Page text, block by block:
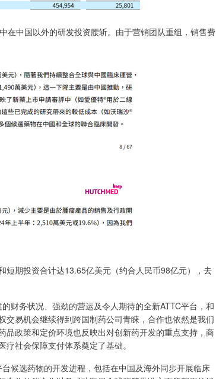
中国以外的研发投资腰斩。由于营销团队重组，销售费
期投资合计达13.65亿美元（约合人民币98亿元），去
务状况、强劲的营运及令人期待的全新ATTC平台，和
易机会继续得到跨国制药公司青睐，合作也依然是我们
政策和定价环境也反映出对创新药开发的重点支持，商
社会保障支付体系奠定了基础。
选药物的开发进程，包括在中国及海外同步开展临床